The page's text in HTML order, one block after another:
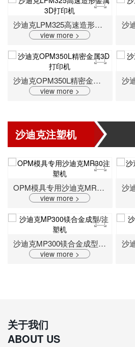
沙迪克LPM325高速造形金属3D打印机
view more >
沙迪克OPM350L精密金属3D打印机
view more >
沙迪克注塑机
OPM模具专用沙迪克MR30注塑机
view more >
沙迪克MP300镁合金成型/注塑机
view more >
关于我们
ABOUT US